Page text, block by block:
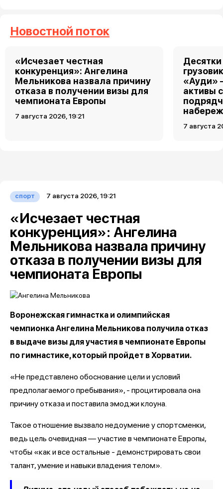
Новостной поток
«Исчезает честная
конкуренция»: Ангелина
Мельникова назвала причину
отказа в получении визы для
чемпионата Европы
7 августа 2026, 19:21
«Ауди»
активы
7 августа
спорт 7 августа 2026, 19:21
«Исчезает честная
конкуренция»: Ангелина
Мельникова назвала причину
отказа в получении визы для
чемпионата Европы
Воронежская гимнастка и олимпийская
чемпионка Ангелина Мельникова получила отказ
в выдаче визы для участия в чемпионате Европы
по гимнастике, который пройдет в Хорватии.
«Не представлено обоснование цели и условий
предполагаемого пребывания», - процитировала она
причину отказа и поставила эмоджи клоуна.
Такое отношение вызвало недоумение у спортсменки,
ведь цель очевидная — участие в чемпионате Европы,
чтобы «как и все остальные - демонстрировать свои
талант, умение и навыки владения телом».